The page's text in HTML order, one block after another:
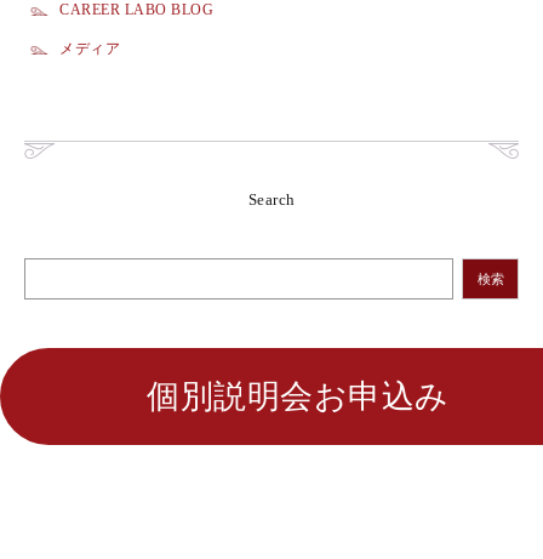
CAREER LABO BLOG
メディア
Search
検索
個別説明会お申込み